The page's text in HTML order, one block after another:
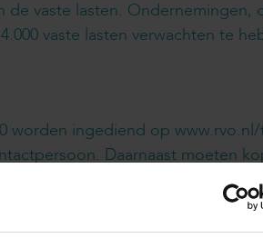
vaste lasten. Ondernemingen,
vaste lasten verwachten te
worden ingediend op
Daarnaast moeten
over 2019 worden